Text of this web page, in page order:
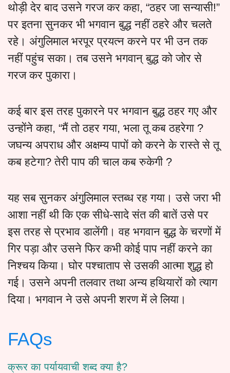
थोड़ी देर बाद उसने गरज कर कहा, “ठहर जा सन्यासी!”
पर इतना सुनकर भी भगवान बुद्ध नहीं ठहरे और चलते
रहे। अंगुलिमाल भरपूर प्रयत्न करने पर भी उन तक
नहीं पहुंच सका। तब उसने भगवान् बुद्ध को जोर से
गरज कर पुकारा।
कई बार इस तरह पुकारने पर भगवान बुद्ध ठहर गए और
उन्होंने कहा, “मैं तो ठहर गया, भला तू कब ठहरेगा ?
जघन्य अपराध और अक्षम्य पापों को करने के रास्ते से तू
कब हटेगा? तेरी पाप की चाल कब रुकेगी ?
यह सब सुनकर अंगुलिमाल स्तब्ध रह गया। उसे जरा भी
आशा नहीं थी कि एक सीधे-सादे संत की बातें उसे पर
इस तरह से प्रभाव डालेंगी। वह भगवान बुद्ध के चरणों में
गिर पड़ा और उसने फिर कभी कोई पाप नहीं करने का
निश्चय किया। घोर पश्चाताप से उसकी आत्मा शुद्ध हो
गई। उसने अपनी तलवार तथा अन्य हथियारों को त्याग
दिया। भगवान ने उसे अपनी शरण में ले लिया।
FAQs
क्रूर का पर्यायवाची शब्द क्या है?